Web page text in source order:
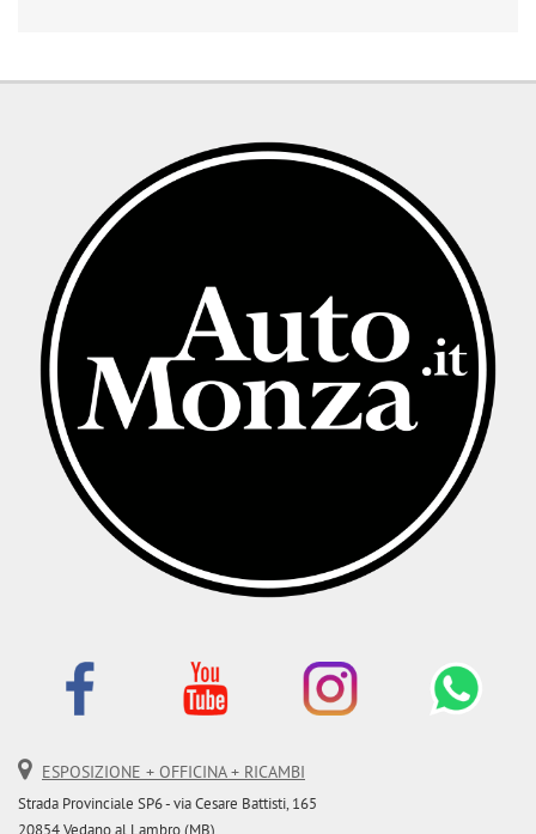
ESPOSIZIONE + OFFICINA + RICAMBI
Strada Provinciale SP6 - via Cesare Battisti, 165